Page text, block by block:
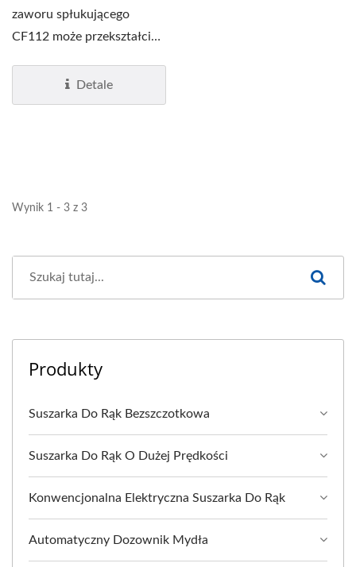
zaworu spłukującego
CF112 może przekształcić
Detale
Wynik 1 - 3 z 3
Produkty
Suszarka Do Rąk Bezszczotkowa
Suszarka Do Rąk O Dużej Prędkości
Konwencjonalna Elektryczna Suszarka Do Rąk
Automatyczny Dozownik Mydła